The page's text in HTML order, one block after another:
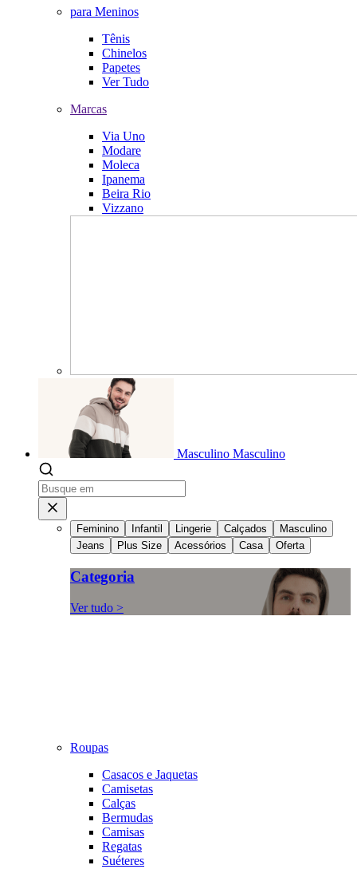
para Meninos
Tênis
Chinelos
Papetes
Ver Tudo
Marcas
Via Uno
Modare
Moleca
Ipanema
Beira Rio
Vizzano
Masculino Masculino
Feminino Infantil Lingerie Calçados
Masculino
Jeans
Plus Size Acessórios Casa Oferta
Categoria
Ver tudo >
Roupas
Casacos e Jaquetas
Camisetas
Calças
Bermudas
Camisas
Regatas
Suéteres